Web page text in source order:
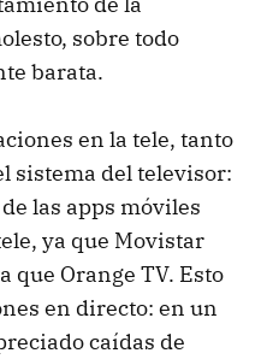
sobre todo
barata.
en la tele, tanto
sistema del televisor:
las apps móviles
ya que Movistar
que Orange TV. Esto
en directo: en un
caídas de